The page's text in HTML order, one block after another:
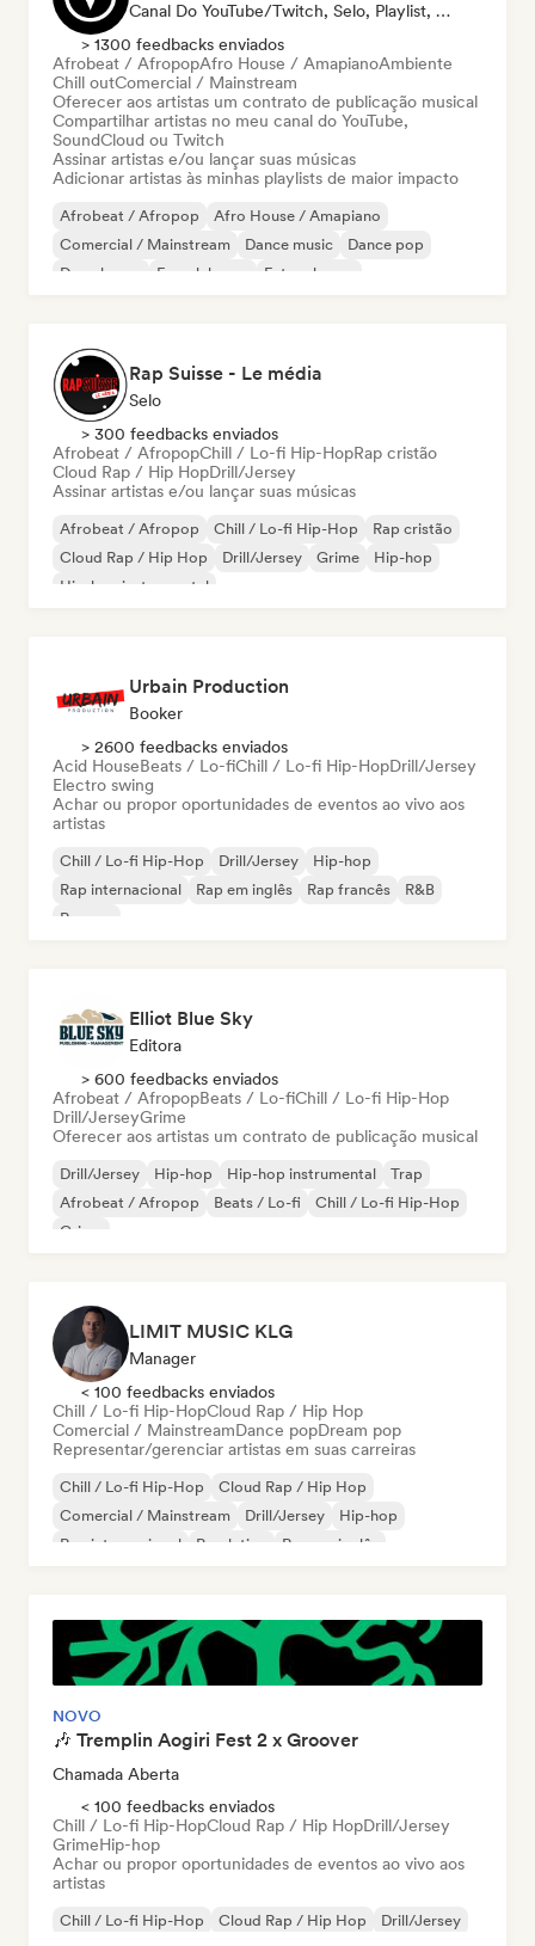
Canal Do YouTube/Twitch, Selo, Playlist, Editora
> 1300 feedbacks enviados
Afrobeat / AfropopAfro House / AmapianoAmbiente
Chill outComercial / Mainstream
Oferecer aos artistas um contrato de publicação musical
Compartilhar artistas no meu canal do YouTube,
SoundCloud ou Twitch
Assinar artistas e/ou lançar suas músicas
Adicionar artistas às minhas playlists de maior impacto
Afrobeat / Afropop
Afro House / Amapiano
Comercial / Mainstream
Dance music
Dance pop
Deep house
French house Future house
Rap Suisse - Le média
Selo
> 300 feedbacks enviados
Afrobeat / AfropopChill / Lo-fi Hip-HopRap cristão
Cloud Rap / Hip HopDrill/Jersey
Assinar artistas e/ou lançar suas músicas
Afrobeat / Afropop Chill / Lo-fi Hip-Hop
Rap cristão
Cloud Rap / Hip Hop
Drill/Jersey Grime
Hip-hop
Hip-hop instrumental
Urbain Production
Booker
> 2600 feedbacks enviados
Acid HouseBeats / Lo-fiChill / Lo-fi Hip-HopDrill/Jersey
Electro swing
Achar ou propor oportunidades de eventos ao vivo aos
artistas
Chill / Lo-fi Hip-Hop Drill/Jersey
Hip-hop
Rap internacional
Rap em inglês Rap francês
R&B
Reggae
Elliot Blue Sky
Editora
> 600 feedbacks enviados
Afrobeat / AfropopBeats / Lo-fiChill / Lo-fi Hip-Hop
Drill/JerseyGrime
Oferecer aos artistas um contrato de publicação musical
Drill/Jersey Hip-hop Hip-hop instrumental
Trap
Afrobeat / Afropop
Beats / Lo-fi
Chill / Lo-fi Hip-Hop
Grime
LIMIT MUSIC KLG
Manager
< 100 feedbacks enviados
Chill / Lo-fi Hip-HopCloud Rap / Hip Hop
Comercial / MainstreamDance popDream pop
Representar/gerenciar artistas em suas carreiras
Chill / Lo-fi Hip-Hop
Cloud Rap / Hip Hop
Comercial / Mainstream
Drill/Jersey
Hip-hop
Rap internacional
Pop latino Rap em inglês
NOVO
🎶 Tremplin Aogiri Fest 2 x Groover
Chamada Aberta
< 100 feedbacks enviados
Chill / Lo-fi Hip-HopCloud Rap / Hip HopDrill/Jersey
GrimeHip-hop
Achar ou propor oportunidades de eventos ao vivo aos
artistas
Chill / Lo-fi Hip-Hop Cloud Rap / Hip Hop
Drill/Jersey